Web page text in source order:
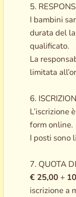
5.
I bambini
durata del
qualificato.
La
limitata
6.
L’iscrizione
form online.
I posti sono
7. QUOTA
€ 25,00 +
iscrizione a